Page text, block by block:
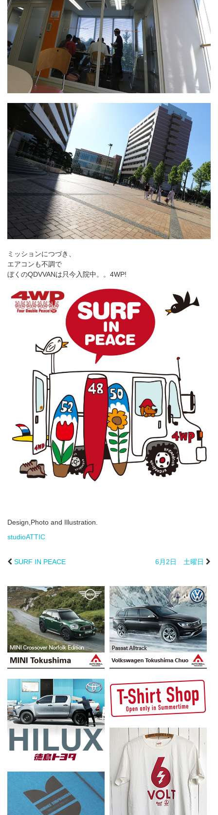
ミッションにつづき、
エアコンも不調で
ぼくのQDVVANは只今入院中。。4WP!
Design,Photo and Illustration.
studioATTIC
SURF IN PEACE 6月2日 土曜日